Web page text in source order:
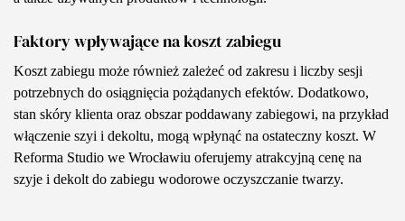
Faktory wpływające na koszt zabiegu
Koszt zabiegu może również zależeć od zakresu i liczby sesji
potrzebnych do osiągnięcia pożądanych efektów. Dodatkowo,
stan skóry klienta oraz obszar poddawany zabiegowi, na przykład
włączenie szyi i dekoltu, mogą wpłynąć na ostateczny koszt. W
Reforma Studio we Wrocławiu oferujemy atrakcyjną cenę na
szyje i dekolt do zabiegu wodorowe oczyszczanie twarzy.